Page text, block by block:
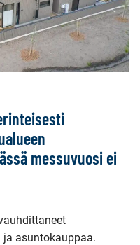
messuvuosi ei
asuntokauppaa.